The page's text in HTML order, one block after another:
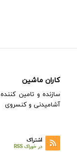
کاران ماشین
سازنده و تامین
آشامیدنی و کنسروی
اشتراک
در خوراک RSS